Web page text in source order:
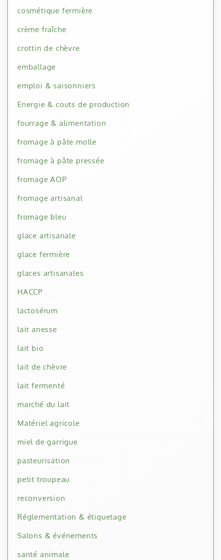
cosmétique fermière
crème fraîche
crottin de chèvre
emballage
emploi & saisonniers
Energie & couts de production
fourrage & alimentation
fromage à pâte molle
fromage à pâte pressée
fromage AOP
fromage artisanal
fromage bleu
glace artisanale
glace fermière
glaces artisanales
HACCP
lactosérum
lait anesse
lait bio
lait de chèvre
lait fermenté
marché du lait
Matériel agricole
miel de garrigue
pasteurisation
petit troupeau
reconversion
Réglementation & étiquetage
Salons & événements
santé animale